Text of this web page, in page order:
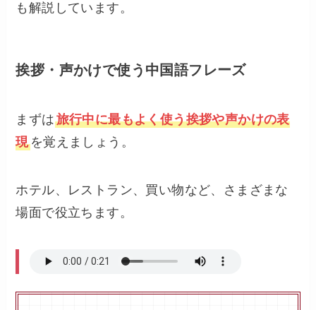
も解説しています。
挨拶・声かけで使う中国語フレーズ
まずは旅行中に最もよく使う挨拶や声かけの表
現を覚えましょう。
ホテル、レストラン、買い物など、さまざまな
場面で役立ちます。